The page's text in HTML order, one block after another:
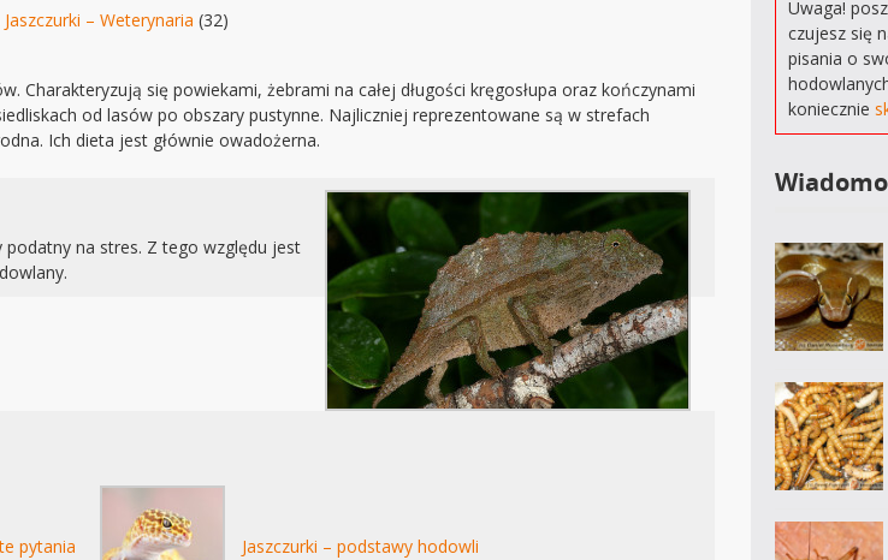
Jaszczurki – Weterynaria (32)
Charakteryzują się powiekami, żebrami na całej długości kręgosłupa oraz kończynami
od lasów po obszary pustynne. Najliczniej reprezentowane są w strefach
Ich dieta jest głównie owadożerna.
na stres. Z tego względu jest
pytania Jaszczurki – podstawy hodowli
Uwaga!
czujesz się
pisania o
koniecznie